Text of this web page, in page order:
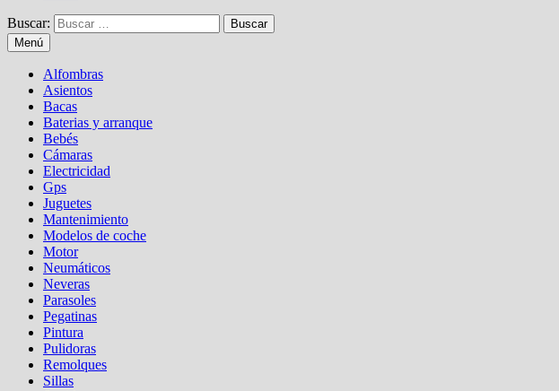
Buscar:
Menú
Alfombras
Asientos
Bacas
Baterias y arranque
Bebés
Cámaras
Electricidad
Gps
Juguetes
Mantenimiento
Modelos de coche
Motor
Neumáticos
Neveras
Parasoles
Pegatinas
Pintura
Pulidoras
Remolques
Sillas